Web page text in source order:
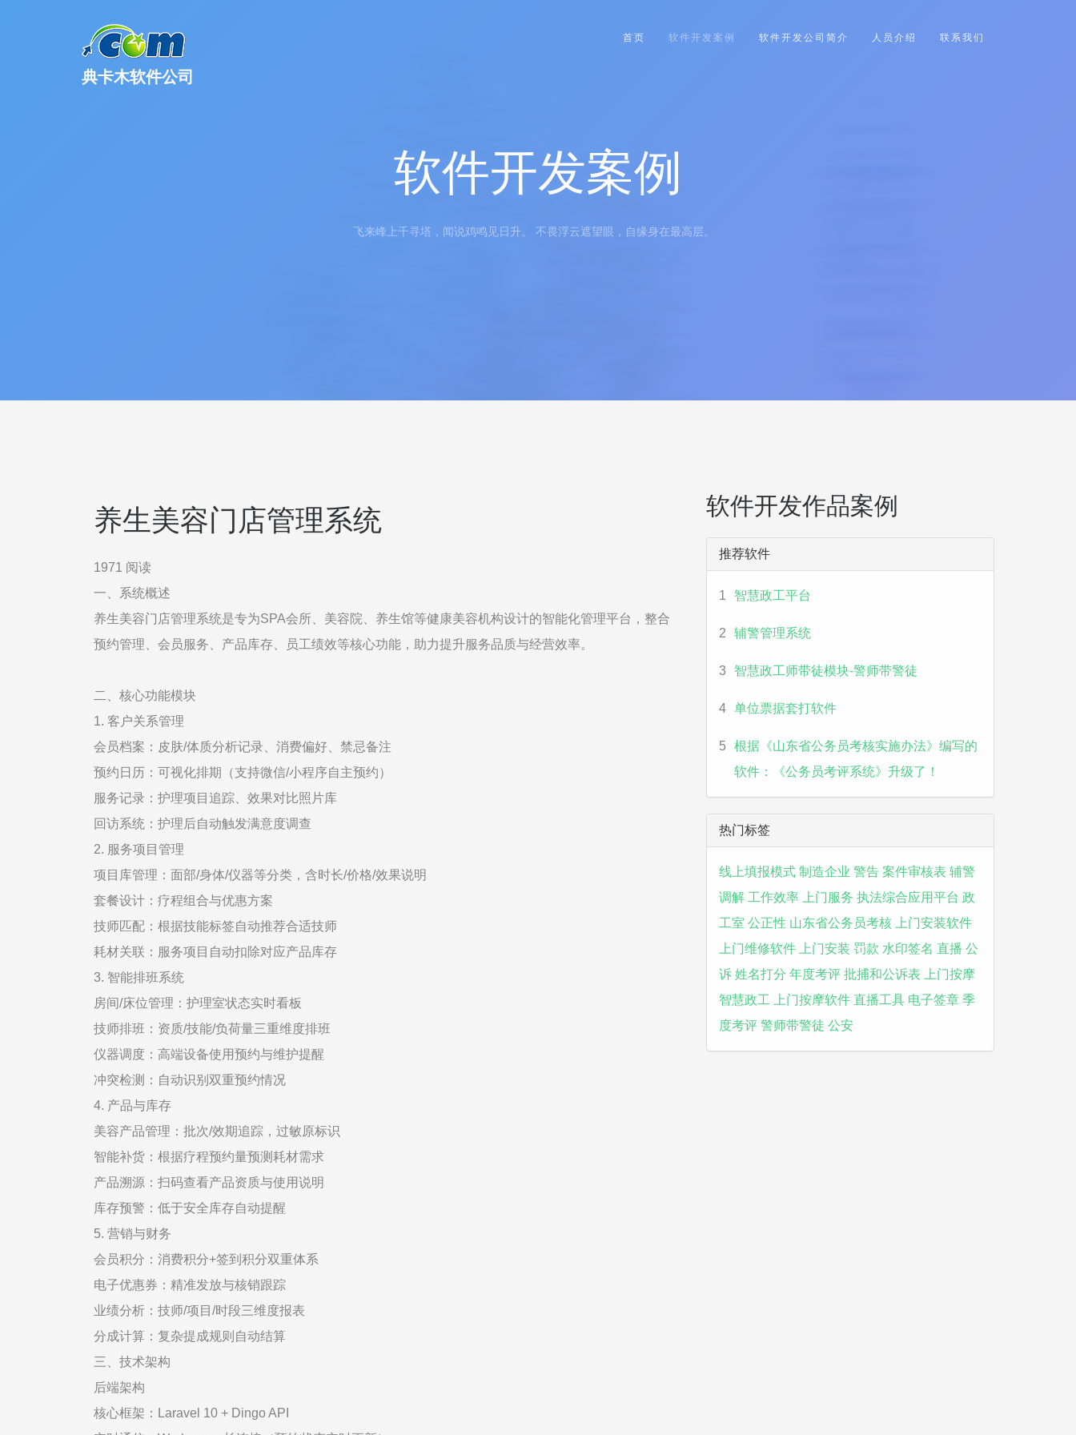
典卡木软件公司
首页 软件开发案例 软件开发公司简介 人员介绍 联系我们
软件开发案例
飞来峰上千寻塔，闻说鸡鸣见日升。 不畏浮云遮望眼，自缘身在最高层。
软件开发作品案例
推荐软件
1 智慧政工平台
2 辅警管理系统
3 智慧政工师带徒模块-警师带警徒
4 单位票据套打软件
5
根据《山东省公务员考核实施办法》编写的
软件：《公务员考评系统》升级了！
热门标签
线上填报模式 制造企业 警告 案件审核表 辅警
调解 工作效率 上门服务 执法综合应用平台 政
工室 公正性 山东省公务员考核
上门安装软件
上门维修软件
上门安装 罚款 水印签名 直播 公
诉 姓名打分 年度考评 批捕和公诉表
上门按摩
智慧政工
上门按摩软件 直播工具 电子签章 季
度考评 警师带警徒 公安
养生美容门店管理系统
1971 阅读
一、系统概述
养生美容门店管理系统是专为SPA会所、美容院、养生馆等健康美容机构设计的智能化管理平台，整合
预约管理、会员服务、产品库存、员工绩效等核心功能，助力提升服务品质与经营效率。
二、核心功能模块
1. 客户关系管理
会员档案：皮肤/体质分析记录、消费偏好、禁忌备注
预约日历：可视化排期（支持微信/小程序自主预约）
服务记录：护理项目追踪、效果对比照片库
回访系统：护理后自动触发满意度调查
2. 服务项目管理
项目库管理：面部/身体/仪器等分类，含时长/价格/效果说明
套餐设计：疗程组合与优惠方案
技师匹配：根据技能标签自动推荐合适技师
耗材关联：服务项目自动扣除对应产品库存
3. 智能排班系统
房间/床位管理：护理室状态实时看板
技师排班：资质/技能/负荷量三重维度排班
仪器调度：高端设备使用预约与维护提醒
冲突检测：自动识别双重预约情况
4. 产品与库存
美容产品管理：批次/效期追踪，过敏原标识
智能补货：根据疗程预约量预测耗材需求
产品溯源：扫码查看产品资质与使用说明
库存预警：低于安全库存自动提醒
5. 营销与财务
会员积分：消费积分+签到积分双重体系
电子优惠券：精准发放与核销跟踪
业绩分析：技师/项目/时段三维度报表
分成计算：复杂提成规则自动结算
三、技术架构
后端架构
核心框架：Laravel 10 + Dingo API